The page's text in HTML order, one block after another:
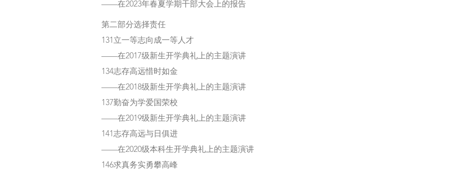
——在2023年春夏学期干部大会上的报告
第二部分选择责任
131立一等志向成一等人才
——在2017级新生开学典礼上的主题演讲
134志存高远惜时如金
——在2018级新生开学典礼上的主题演讲
137勤奋为学爱国荣校
——在2019级新生开学典礼上的主题演讲
141志存高远与日俱进
——在2020级本科生开学典礼上的主题演讲
146求真务实勇攀高峰